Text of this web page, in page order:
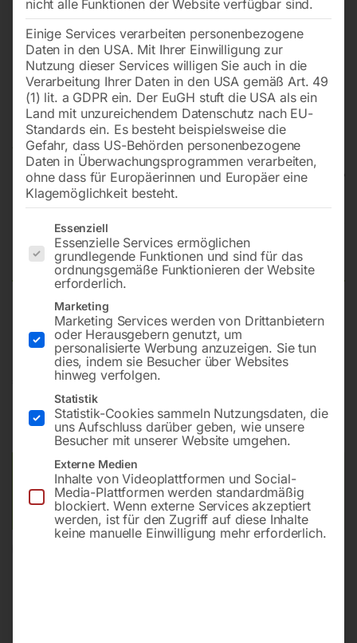
Hydraulische Werkstattpresse
WPP 10 TE
Robuste Presse mit konventioneller Ausstattung
288,00
inkl. MwSt. zzgl.Versandkosten
Lieferzeit:ca. 5 - 10 Werktage
Versandkosten Standard (Österreich):
40,00
Bitte beachten Sie: Die Versandkosten gelten für Österreich.
Andere Länder können abweichen.
nicht alle Funktionen der Website verfügbar sind.
Einige Services verarbeiten personenbezogene
Daten in den USA. Mit Ihrer Einwilligung zur
Nutzung dieser Services willigen Sie auch in die
Verarbeitung Ihrer Daten in den USA gemäß Art. 49
(1) lit. a GDPR ein. Der EuGH stuft die USA als ein
Land mit unzureichendem Datenschutz nach EU-
Standards ein. Es besteht beispielsweise die
Gefahr, dass US-Behörden personenbezogene
Daten in Überwachungsprogrammen verarbeiten,
ohne dass für Europäerinnen und Europäer eine
Klagemöglichkeit besteht.
Es folgt eine Liste der Service-Gruppen, für die eine
Essenziell
Essenzielle Services ermöglichen
grundlegende Funktionen und sind für das
ordnungsgemäße Funktionieren der Website
erforderlich.
Marketing
Marketing Services werden von Drittanbietern
oder Herausgebern genutzt, um
personalisierte Werbung anzuzeigen. Sie tun
dies, indem sie Besucher über Websites
hinweg verfolgen.
Statistik
Statistik-Cookies sammeln Nutzungsdaten, die
uns Aufschluss darüber geben, wie unsere
Besucher mit unserer Website umgehen.
Externe Medien
Inhalte von Videoplattformen und Social-
Media-Plattformen werden standardmäßig
blockiert. Wenn externe Services akzeptiert
werden, ist für den Zugriff auf diese Inhalte
keine manuelle Einwilligung mehr erforderlich.